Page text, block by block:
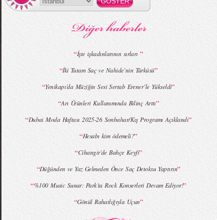
MBFWI - Gülçin Çengel 2015 Yaz
MBFWI - Zeynep Erdoğan 2015 Yaz
MBFWI - Giray Sepin 2015 Yaz Koleksiyonu MBFWI - Burçe Bekrek 2015 Yaz Koleksiyonu
“İşte işkadınlarının sırları”
“İki Tutam Saç ve Nahide’nin Türküsü”
“Yenikapı’da Müziğin Sesi Sertab Erener’le Yükseldi”
“Arı Ürünleri Kullanımında Bilinç Arttı”
“Dubai Moda Haftası 2025-26 Sonbahar/Kış Programı Açıklandı”
“Hesabı kim ödemeli?”
“Cihangir’de Bahçe Keyfi”
“Düğünden ve Yaz Gelmeden Önce Saç Detoksu Yaptırın”
“%100 Music Sunar: Park’ta Rock Konserleri Devam Ediyor!”
“Gönül Rahatlığıyla Uçun”